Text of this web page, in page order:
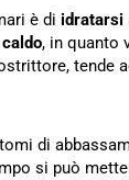
è di idratarsi
caldo, in quanto
tende
di
si può